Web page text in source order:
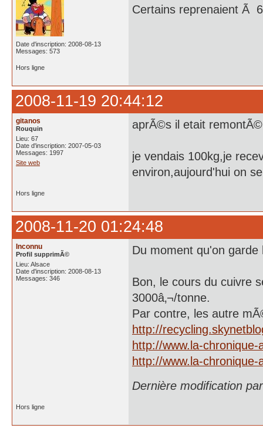
Date d'inscription: 2008-08-13
Messages: 573
Certains reprenaient Ã
Hors ligne
2008-11-19 20:44:12
gitanos
Rouquin
Lieu: 67
Date d'inscription: 2007-05-03
Messages: 1997
Site web
aprÃ©s il etait
je vendais 100kg,je
environ,aujourd'hui on
Hors ligne
2008-11-20 01:24:48
Inconnu
Profil supprimÃ©
Lieu: Alsace
Date d'inscription: 2008-08-13
Messages: 346
Du moment qu'on
Bon, le cours du cuivre
3000â‚¬/tonne.
Par contre, les autre
http://
http://www.la-
http://www.la-
Dernière modification
Hors ligne